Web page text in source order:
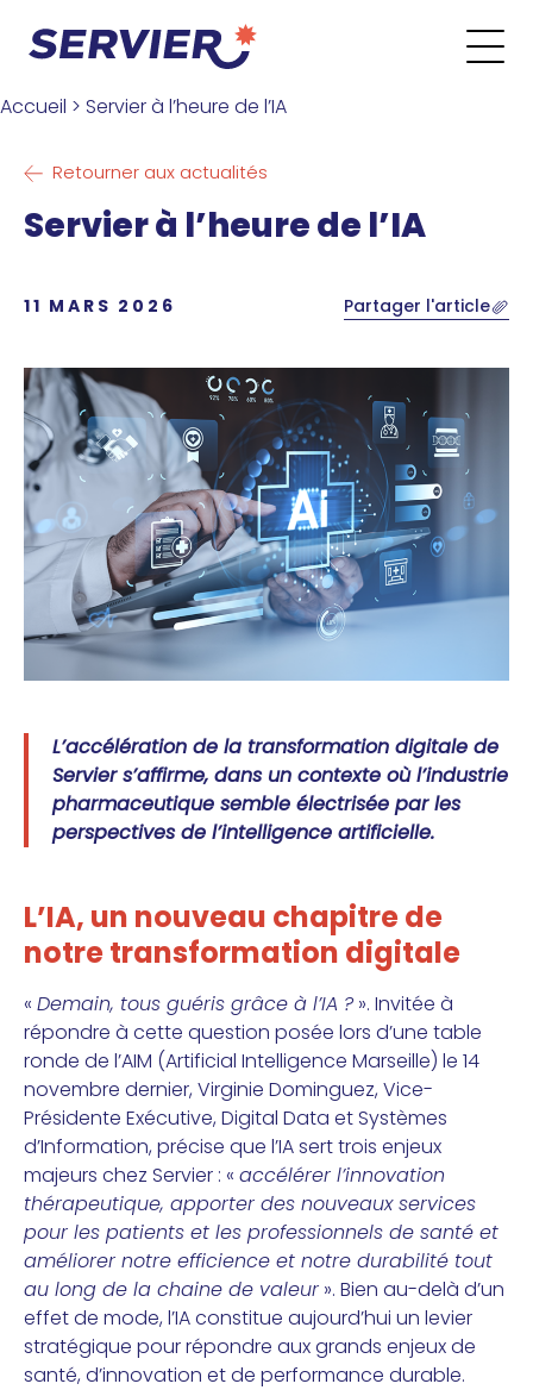
Accueil > Servier à l’heure de l’IA
Retourner aux actualités
Servier à l’heure de l’IA
11 MARS 2026 Partager l'article
L’accélération de la transformation digitale de
Servier s’affirme, dans un contexte où l’industrie
pharmaceutique semble électrisée par les
perspectives de l’intelligence artificielle.
L’IA, un nouveau chapitre de
notre transformation digitale
« Demain, tous guéris grâce à l’IA ?». Invitée à
répondre à cette question posée lors d’une table
ronde de l’AIM (Artificial Intelligence Marseille) le 14
novembre dernier, Virginie Dominguez, Vice-
Présidente Exécutive, Digital Data et Systèmes
d’Information, précise que l’IA sert trois enjeux
majeurs chez Servier : « accélérer l’innovation
thérapeutique, apporter des nouveaux services
pour les patients et les professionnels de santé et
améliorer notre efficience et notre durabilité tout
au long de la chaine de valeur ». Bien au-delà d’un
effet de mode, l’IA constitue aujourd’hui un levier
stratégique pour répondre aux grands enjeux de
santé, d’innovation et de performance durable.